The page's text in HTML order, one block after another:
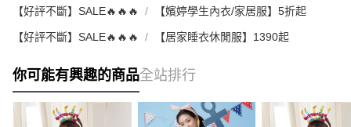
【好評不斷】SALE🔥🔥🔥 【嬪婷學生內衣/家居服】5折起
【好評不斷】SALE🔥🔥🔥 【居家睡衣休閒服】1390起
你可能有興趣的商品全站排行